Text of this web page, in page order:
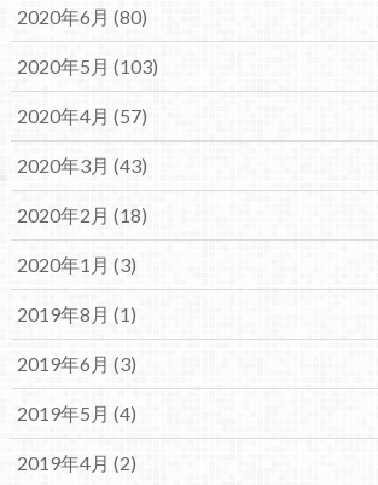
2020年6月 (80)
2020年5月 (103)
2020年4月 (57)
2020年3月 (43)
2020年2月 (18)
2020年1月 (3)
2019年8月 (1)
2019年6月 (3)
2019年5月 (4)
2019年4月 (2)